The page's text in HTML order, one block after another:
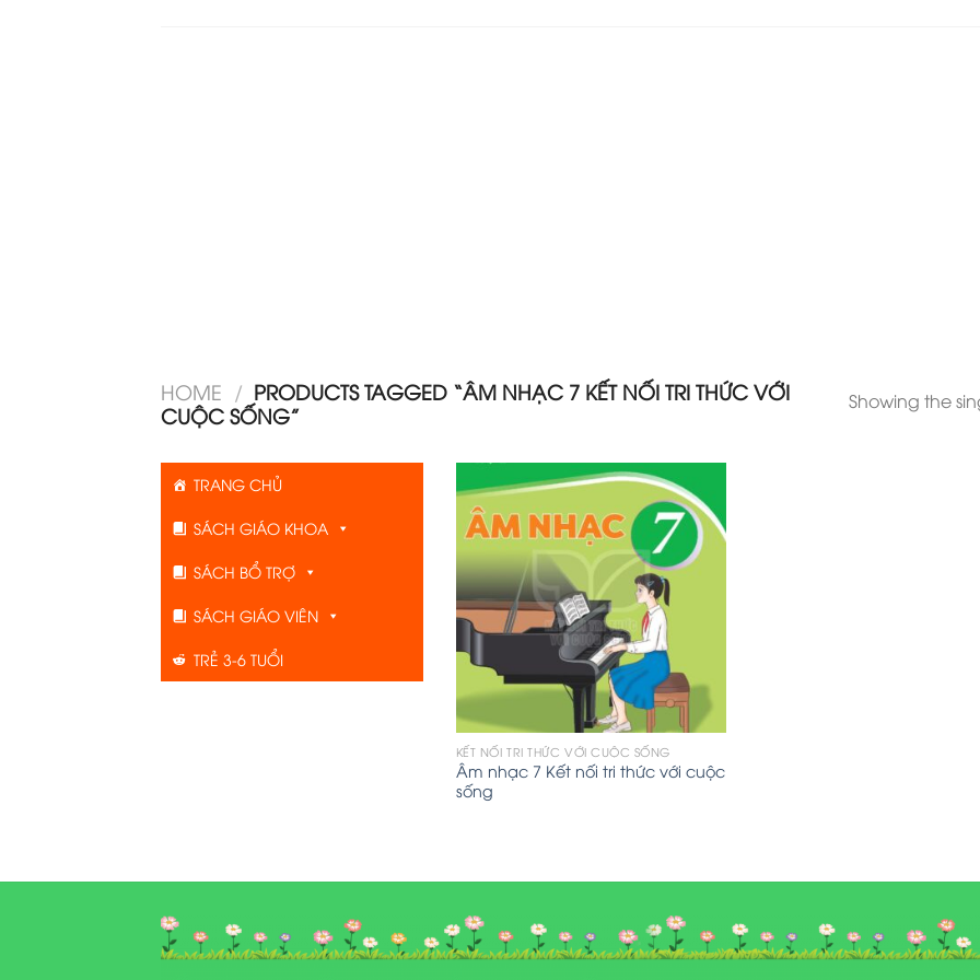
HOME / PRODUCTS TAGGED “ÂM NHẠC 7 KẾT NỐI TRI THỨC VỚI
CUỘC SỐNG”
Showing the
TRANG CHỦ
SÁCH GIÁO KHOA
SÁCH BỔ TRỢ
SÁCH GIÁO VIÊN
TRẺ 3-6 TUỔI
KẾT NỐI TRI THỨC VỚI CUỘC SỐNG
Âm nhạc 7 Kết nối tri thức với cuộc
sống